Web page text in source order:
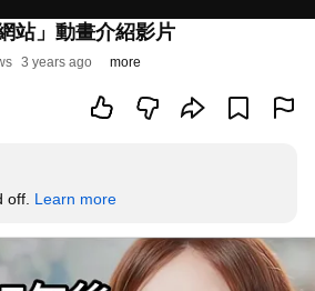
站」動畫介紹影片
3 years ago more
off. Learn more